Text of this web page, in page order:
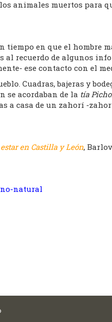
animales muertos para
tiempo en que el hombre
al recuerdo de algunos
ese contacto con el
Cuadras, bajeras y
se acordaban de la tía
a casa de un zahorí -
en Castilla y León,
natural